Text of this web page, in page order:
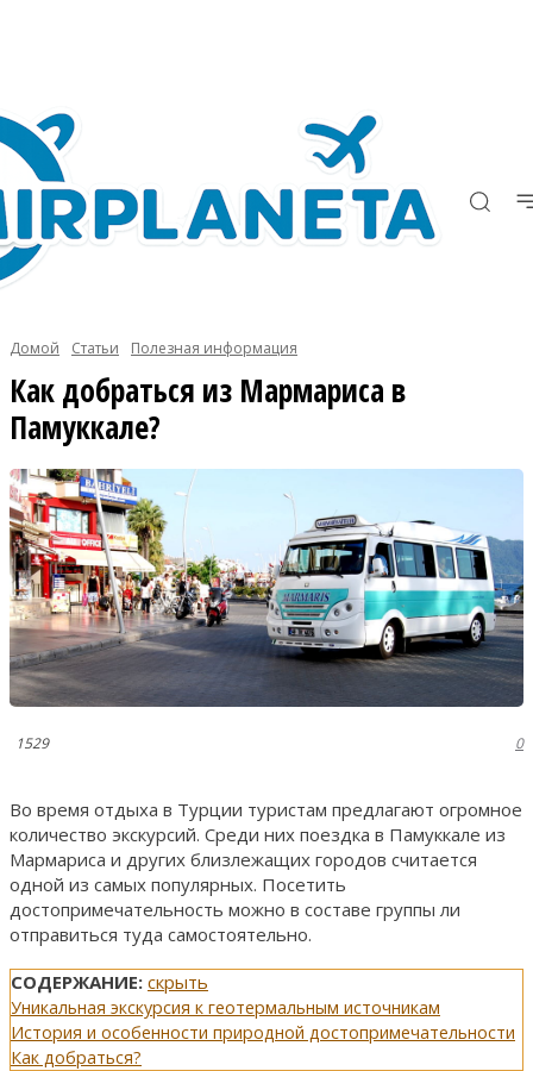
Домой Статьи Полезная информация
Как добраться из Мармариса в
Памуккале?
1529 0
Во время отдыха в Турции туристам предлагают огромное
количество экскурсий. Среди них поездка в Памуккале из
Мармариса и других близлежащих городов считается
одной из самых популярных. Посетить
достопримечательность можно в составе группы ли
отправиться туда самостоятельно.
СОДЕРЖАНИЕ: скрыть
Уникальная экскурсия к геотермальным источникам
История и особенности природной достопримечательности
Как добраться?